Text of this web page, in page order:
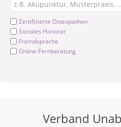
Zertifizierte Osteopathen
Soziales Honorar
Fremdsprache
Online-Fernberatung
Verband